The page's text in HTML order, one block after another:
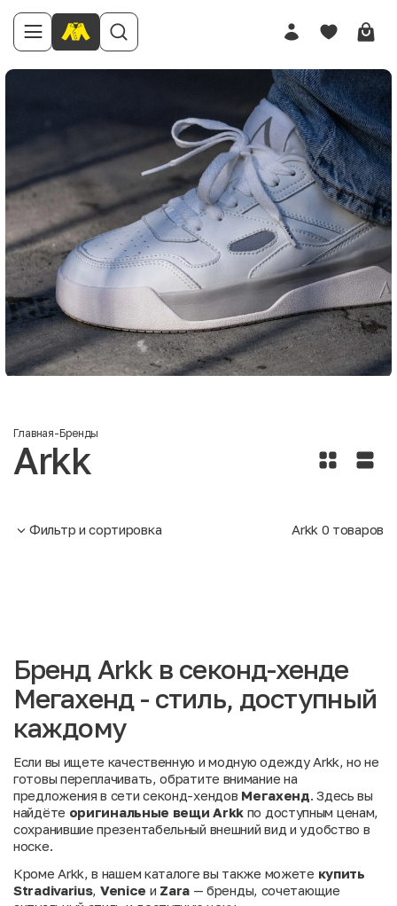
Главная-Бренды
Arkk
Фильтр и сортировка Arkk 0 товаров
Бренд Arkk в секонд-хенде
Мегахенд - стиль, доступный
каждому
Если вы ищете качественную и модную одежду Arkk, но не
готовы переплачивать, обратите внимание на
предложения в сети секонд-хендов Мегахенд. Здесь вы
найдёте оригинальные вещи Arkk по доступным ценам,
сохранившие презентабельный внешний вид и удобство в
носке.
Кроме Arkk, в нашем каталоге вы также можете купить
Stradivarius, Venice и Zara— бренды, сочетающие